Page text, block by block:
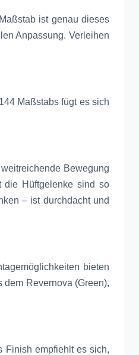
ist genau dieses
Anpassung. Verleihen
Maßstabs fügt es sich
Bewegung
die Hüftgelenke sind so
– ist durchdacht und
bieten
Revernova (Green),
Finish empfiehlt es sich,